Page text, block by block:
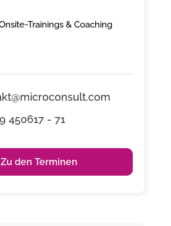
Trainings & Coaching
450617 - 71
Zu den Terminen